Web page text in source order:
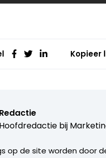
Kopieer
Redactie
Hoofdredactie bij
op de site worden door